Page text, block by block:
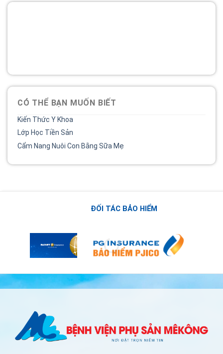
CÓ THỂ BẠN MUỐN BIẾT
Kiến Thức Y Khoa
Lớp Học Tiền Sản
Cẩm Nang Nuôi Con Bằng Sữa Mẹ
ĐỐI TÁC BẢO HIỂM